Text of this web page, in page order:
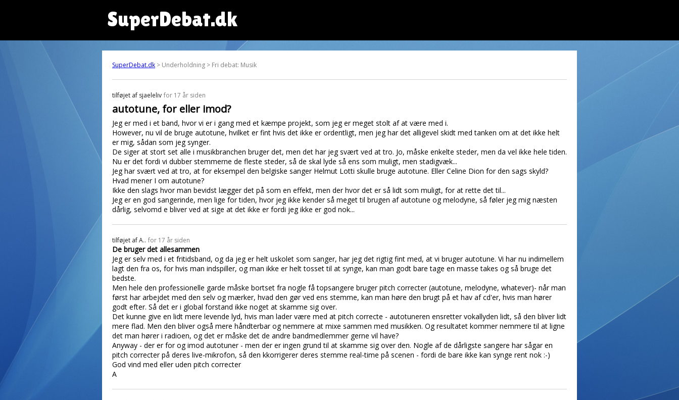
SuperDebat.dk
SuperDebat.dk > Underholdning > Fri debat: Musik
tilføjet af sjaeleliv for 17 år siden
autotune, for eller imod?
Jeg er med i et band, hvor vi er i gang med et kæmpe projekt, som jeg er meget stolt af at være med i.
However, nu vil de bruge autotune, hvilket er fint hvis det ikke er ordentligt, men jeg har det alligevel skidt med tanken om at det ikke helt
er mig, sådan som jeg synger.
De siger at stort set alle i musikbranchen bruger det, men det har jeg svært ved at tro. Jo, måske enkelte steder, men da vel ikke hele tiden.
Nu er det fordi vi dubber stemmerne de fleste steder, så de skal lyde så ens som muligt, men stadigvæk...
Jeg har svært ved at tro, at for eksempel den belgiske sanger Helmut Lotti skulle bruge autotune. Eller Celine Dion for den sags skyld?
Hvad mener I om autotune?
Ikke den slags hvor man bevidst lægger det på som en effekt, men der hvor det er så lidt som muligt, for at rette det til...
Jeg er en god sangerinde, men lige for tiden, hvor jeg ikke kender så meget til brugen af autotune og melodyne, så føler jeg mig næsten
dårlig, selvomd e bliver ved at sige at det ikke er fordi jeg ikke er god nok...
tilføjet afA.. for 17 år siden
De bruger det allesammen
Jeg er selv med i et fritidsband, og da jeg er helt uskolet som sanger, har jeg det rigtig fint med, at vi bruger autotune. Vi har nu indimellem
lagt den fra os, for hvis man indspiller, og man ikke er helt tosset til at synge, kan man godt bare tage en masse takes og så bruge det
bedste.
Men hele den professionelle garde måske bortset fra nogle få topsangere bruger pitch correcter (autotune, melodyne, whatever)- når man
først har arbejdet med den selv og mærker, hvad den gør ved ens stemme, kan man høre den brugt på et hav af cd'er, hvis man hører
godt efter. Så det er i global forstand ikke noget at skamme sig over.
Det kunne give en lidt mere levende lyd, hvis man lader være med at pitch correcte - autotuneren ensretter vokallyden lidt, så den bliver lidt
mere flad. Men den bliver også mere håndterbar og nemmere at mixe sammen med musikken. Og resultatet kommer nemmere til at ligne
det man hører i radioen, og det er måske det de andre bandmedlemmer gerne vil have?
Anyway - der er for og imod autotuner - men der er ingen grund til at skamme sig over den. Nogle af de dårligste sangere har sågar en
pitch correcter på deres live-mikrofon, så den kkorrigerer deres stemme real-time på scenen - fordi de bare ikke kan synge rent nok :-)
God vind med eller uden pitch correcter
A